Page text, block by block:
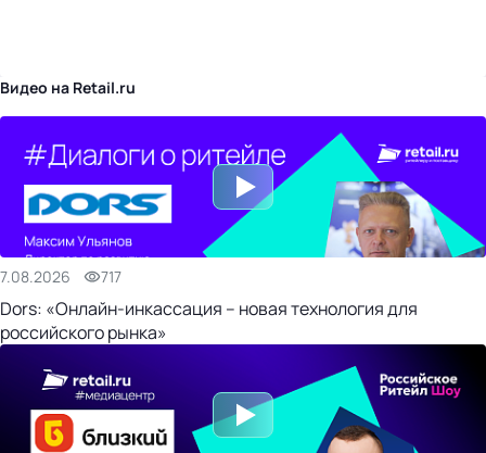
Видео на Retail.ru
7.08.2026 717
Dors: «Онлайн-инкассация – новая технология для
российского рынка»